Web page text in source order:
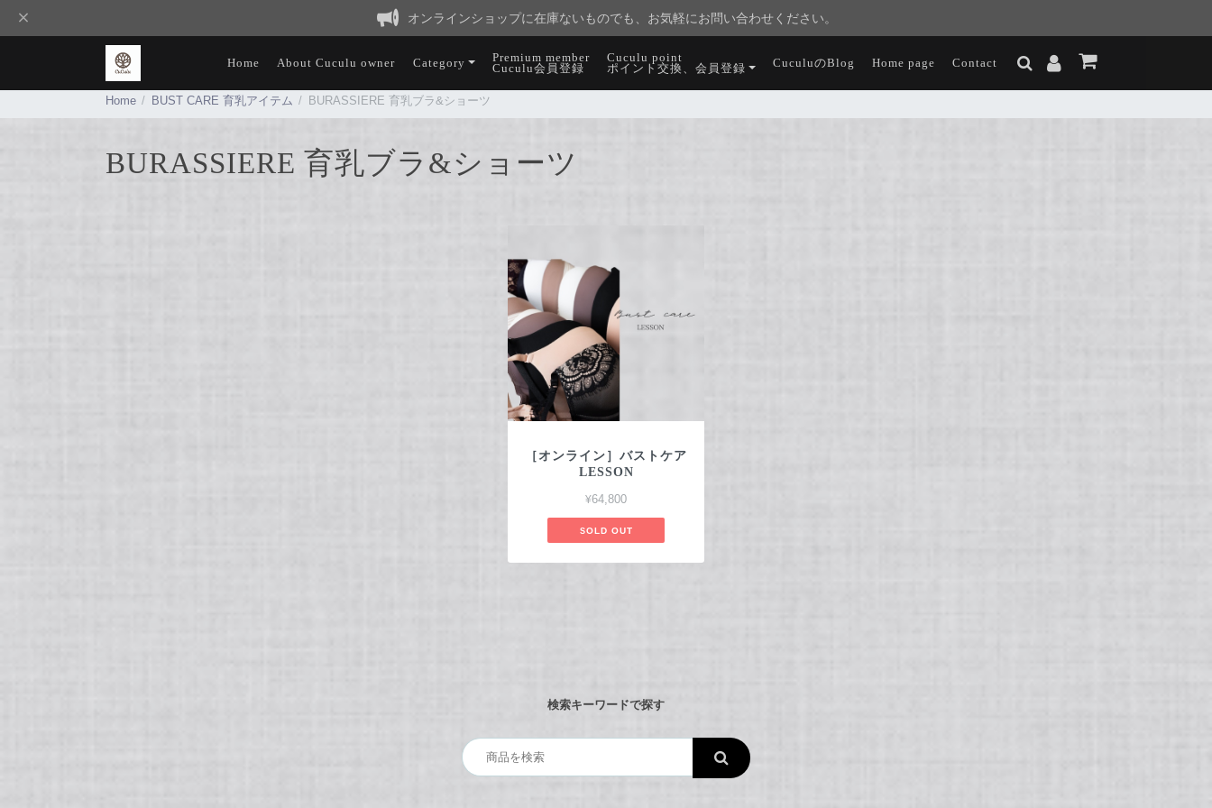
オンラインショップに在庫ないものでも、お気軽にお問い合わせください。
Home About Cuculu owner Category
Premium member
Cuculu会員登録
Cuculu point
ポイント交換、会員登録
CuculuのBlog Home page Contact
Home BUST CARE 育乳アイテム BURASSIERE 育乳ブラ&ショーツ
BURASSIERE 育乳ブラ&ショーツ
［オンライン］バストケア
LESSON
¥64,800
SOLD OUT
検索キーワードで探す